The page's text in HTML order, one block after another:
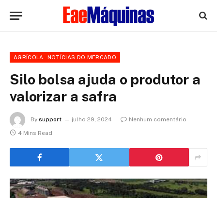
AGRÍCOLA - NOTÍCIAS DO MERCADO
Silo bolsa ajuda o produtor a
valorizar a safra
By support julho 29, 2024
Nenhum comentário
4 Mins Read